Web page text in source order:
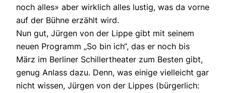
noch alles» aber wirklich alles lustig, was da vorne
auf der Bühne erzählt wird.
Nun gut, Jürgen von der Lippe gibt mit seinem
neuen Programm „So bin ich“, das er noch bis
März im Berliner Schillertheater zum Besten gibt,
genug Anlass dazu. Denn, was einige vielleicht gar
nicht wissen, Jürgen von der Lippes (bürgerlich: